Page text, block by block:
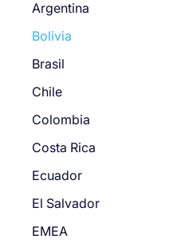
Argentina
Bolivia
Brasil
Chile
Colombia
Costa Rica
Ecuador
El Salvador
EMEA